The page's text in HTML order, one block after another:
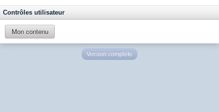
Contrôles utilisateur
Mon contenu
Version complète